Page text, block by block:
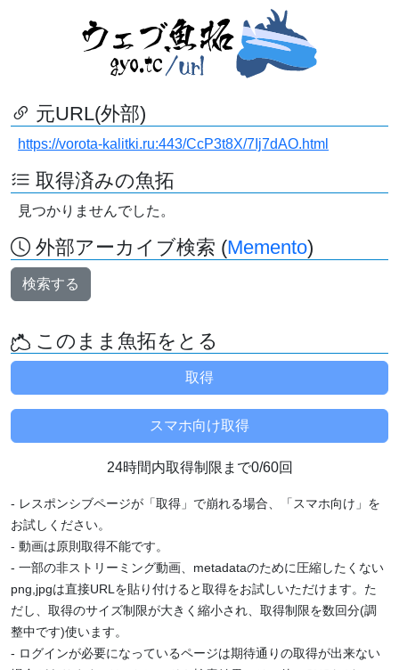
元URL(外部)
https://vorota-kalitki.ru:443/CcP3t8X/7Ij7dAO.html
取得済みの魚拓
見つかりませんでした。
外部アーカイブ検索 (Memento)
検索する
このまま魚拓をとる
24時間内取得制限まで0/60回
- レスポンシブページが「取得」で崩れる場合、「スマホ向け」を
お試しください。
- 動画は原則取得不能です。
- 一部の非ストリーミング動画、metadataのために圧縮したくない
png,jpgは直接URLを貼り付けると取得をお試しいただけます。た
だし、取得のサイズ制限が大きく縮小され、取得制限を数回分(調
整中です)使います。
- ログインが必要になっているページは期待通りの取得が出来ない